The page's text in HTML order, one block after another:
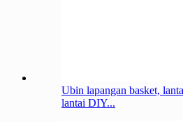
Ubin lapangan basket,
lantai DIY...